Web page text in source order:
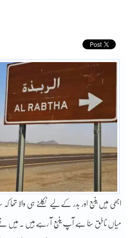
ابھی مَیں ینبع اور بدر کے لیے نکلنے ہی والا تھا
میاں ناطق سُنا ہے آپ ینبع آ رہے ہیں ۔ مَیں نے